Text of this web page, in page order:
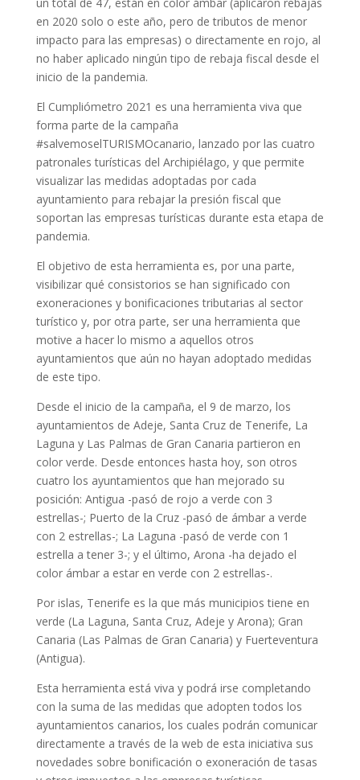
un total de 47, están en color ámbar (aplicaron rebajas
en 2020 solo o este año, pero de tributos de menor
impacto para las empresas) o directamente en rojo, al
no haber aplicado ningún tipo de rebaja fiscal desde el
inicio de la pandemia.
El Cumpliómetro 2021 es una herramienta viva que
forma parte de la campaña
#salvemoselTURISMOcanario, lanzado por las cuatro
patronales turísticas del Archipiélago, y que permite
visualizar las medidas adoptadas por cada
ayuntamiento para rebajar la presión fiscal que
soportan las empresas turísticas durante esta etapa de
pandemia.
El objetivo de esta herramienta es, por una parte,
visibilizar qué consistorios se han significado con
exoneraciones y bonificaciones tributarias al sector
turístico y, por otra parte, ser una herramienta que
motive a hacer lo mismo a aquellos otros
ayuntamientos que aún no hayan adoptado medidas
de este tipo.
Desde el inicio de la campaña, el 9 de marzo, los
ayuntamientos de Adeje, Santa Cruz de Tenerife, La
Laguna y Las Palmas de Gran Canaria partieron en
color verde. Desde entonces hasta hoy, son otros
cuatro los ayuntamientos que han mejorado su
posición: Antigua -pasó de rojo a verde con 3
estrellas-; Puerto de la Cruz -pasó de ámbar a verde
con 2 estrellas-; La Laguna -pasó de verde con 1
estrella a tener 3-; y el último, Arona -ha dejado el
color ámbar a estar en verde con 2 estrellas-.
Por islas, Tenerife es la que más municipios tiene en
verde (La Laguna, Santa Cruz, Adeje y Arona); Gran
Canaria (Las Palmas de Gran Canaria) y Fuerteventura
(Antigua).
Esta herramienta está viva y podrá irse completando
con la suma de las medidas que adopten todos los
ayuntamientos canarios, los cuales podrán comunicar
directamente a través de la web de esta iniciativa sus
novedades sobre bonificación o exoneración de tasas